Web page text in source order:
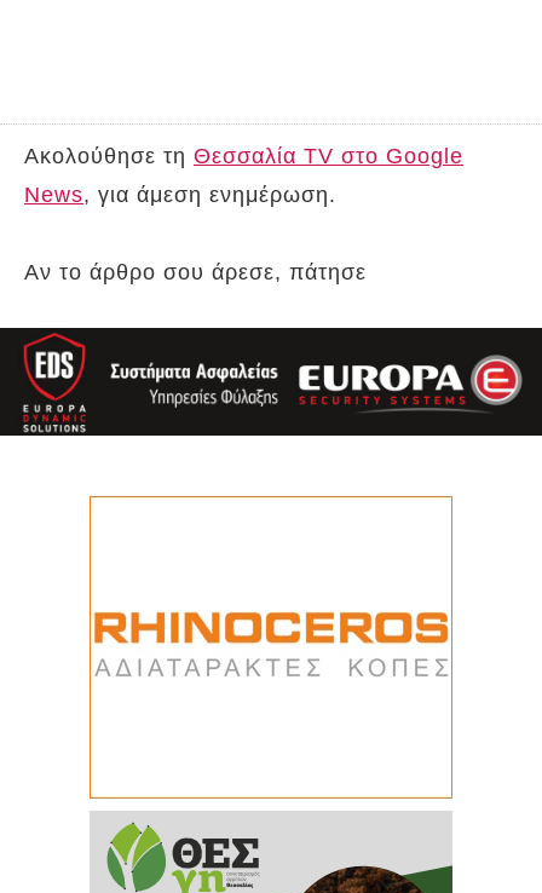
Ακολούθησε τη Θεσσαλία TV στο Google
News, για άμεση ενημέρωση.
Αν το άρθρο σου άρεσε, πάτησε